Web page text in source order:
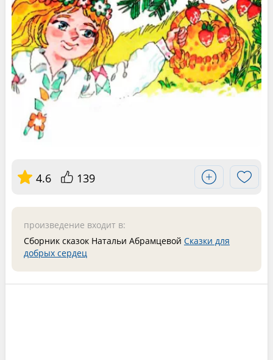
4.6 139
произведение входит в:
Сборник сказок Натальи Абрамцевой Сказки для
добрых сердец